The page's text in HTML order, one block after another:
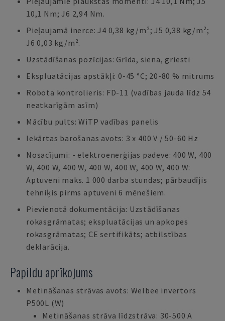
10,1 Nm; J6 2,94 Nm.
Pieļaujamā inerce: J4 0,38 kg/m²; J5 0,38 kg/m²;
J6 0,03 kg/m².
Uzstādīšanas pozīcijas: Grīda, siena, griesti
Ekspluatācijas apstākļi: 0-45 °C; 20-80 % mitrums
Robota kontrolieris: FD-11 (vadības jauda līdz 54
neatkarīgām asīm)
Mācību pults: WiTP vadības panelis
Iekārtas barošanas avots: 3 x 400 V / 50-60 Hz
Nosacījumi: - elektroenerģijas padeve: 400 W, 400
W, 400 W, 400 W, 400 W, 400 W, 400 W, 400 W:
Aptuveni maks. 1 000 darba stundas; pārbaudījis
tehniķis pirms aptuveni 6 mēnešiem.
Pievienotā dokumentācija: Uzstādīšanas
rokasgrāmatas; ekspluatācijas un apkopes
rokasgrāmatas; CE sertifikāts; atbilstības
deklarācija.
Papildu aprīkojums
Metināšanas strāvas avots: Welbee invertors
P500L (W)
Metināšanas strāva līdzstrāva: 30-500 A